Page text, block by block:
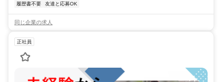
履歴書不要
友達と応募OK
同じ企業の求人
正社員